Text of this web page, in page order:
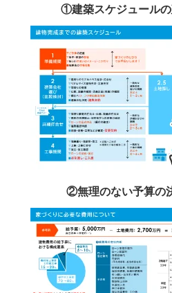
①建築スケジュール
②無理のない予算の